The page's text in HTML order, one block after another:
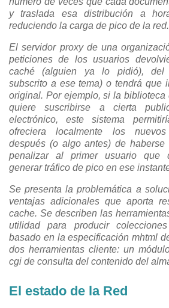
y traslada esa distribución a
reduciendo la carga de pico de la red.
El servidor proxy de una
peticiones de los usuarios
caché (alguien ya lo pidió), del
subscrito a ese tema) o tendrá que
original. Por ejemplo, si la biblioteca
quiere suscribirse a cierta
electrónico, este sistema
ofreciera localmente los
después (o algo antes) de haberse
penalizar al primer usuario que
generar tráfico de pico en ese
Se presenta la problemática a
ventajas adicionales que aporta
cache. Se describen las
utilidad para producir
basado en la especificación mhtml
dos herramientas cliente: un
cgi de consulta del contenido del
El estado de la Red